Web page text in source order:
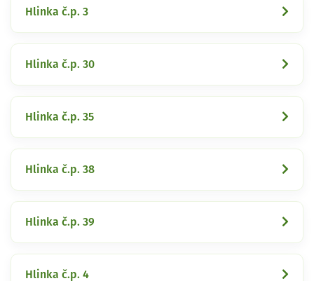
Hlinka č.p. 3
Hlinka č.p. 30
Hlinka č.p. 35
Hlinka č.p. 38
Hlinka č.p. 39
Hlinka č.p. 4